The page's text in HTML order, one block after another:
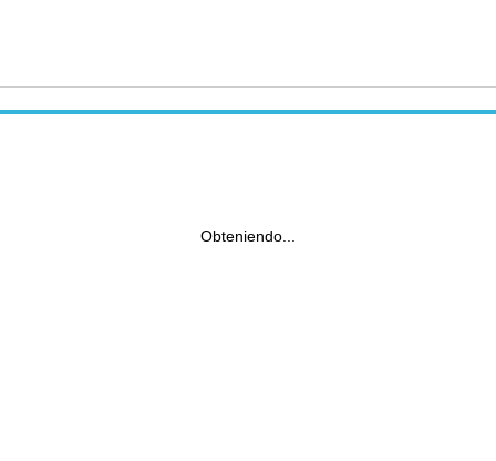
Obteniendo...